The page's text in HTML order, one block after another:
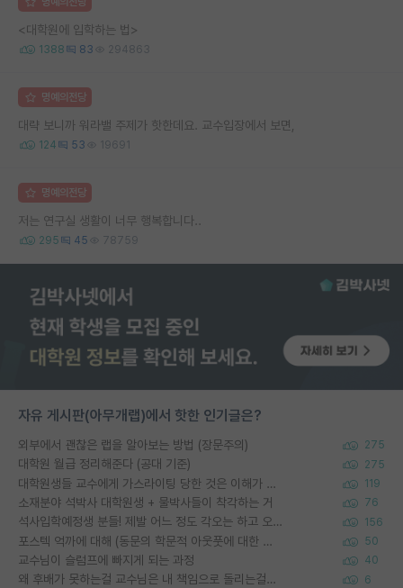
<대학원에 입학하는 법>
1388 83 294863
명예의전당
대략 보니까 워라밸 주제가 핫한데요. 교수입장에서 보면,
124 53 19691
명예의전당
저는 연구실 생활이 너무 행복합니다..
295 45 78759
자유 게시판(아무개랩)에서 핫한 인기글은?
외부에서 괜찮은 랩을 알아보는 방법 (장문주의) 275
대학원 월급 정리해준다 (공대 기준) 275
대학원생들 교수에게 가스라이팅 당한 것은 이해가 갑니다. 안타깝네요. 119
소재분야 석박사 대학원생 + 물박사들이 착각하는 거 76
석사입학예정생 분들! 제발 어느 정도 각오는 하고 오세요. 156
포스텍 억까에 대해 (동문의 학문적 아웃풋에 대한 반박) 50
교수님이 슬럼프에 빠지게 되는 과정 40
왜 후배가 못하는걸 교수님은 내 책임으로 돌리는걸까요? 6